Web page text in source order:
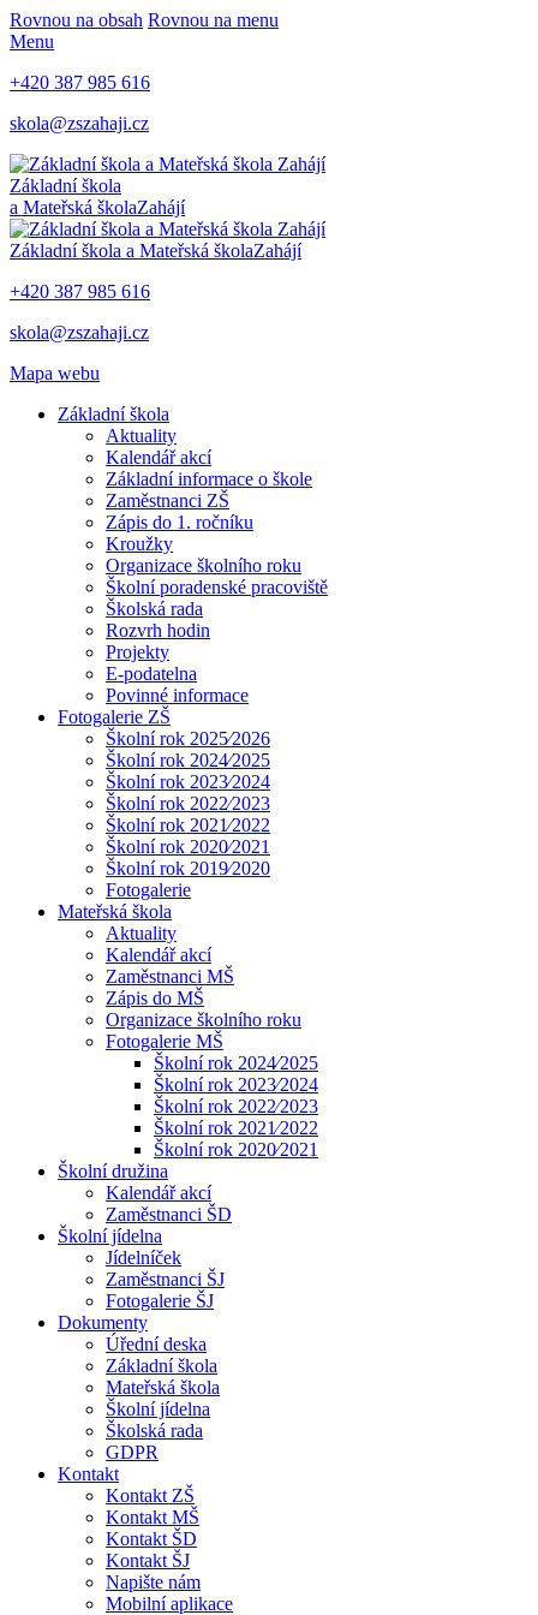
Rovnou na obsah Rovnou na menu
Menu
+420 387 985 616
skola@zszahaji.cz
Základní škola
a Mateřská školaZahájí
Základní škola a Mateřská školaZahájí
+420 387 985 616
skola@zszahaji.cz
Mapa webu
Základní škola
Aktuality
Kalendář akcí
Základní informace o škole
Zaměstnanci ZŠ
Zápis do 1. ročníku
Kroužky
Organizace školního roku
Školní poradenské pracoviště
Školská rada
Rozvrh hodin
Projekty
E-podatelna
Povinné informace
Fotogalerie ZŠ
Školní rok 2025⁄2026
Školní rok 2024⁄2025
Školní rok 2023⁄2024
Školní rok 2022⁄2023
Školní rok 2021⁄2022
Školní rok 2020⁄2021
Školní rok 2019⁄2020
Fotogalerie
Mateřská škola
Aktuality
Kalendář akcí
Zaměstnanci MŠ
Zápis do MŠ
Organizace školního roku
Fotogalerie MŠ
Školní rok 2024⁄2025
Školní rok 2023⁄2024
Školní rok 2022⁄2023
Školní rok 2021⁄2022
Školní rok 2020⁄2021
Školní družina
Kalendář akcí
Zaměstnanci ŠD
Školní jídelna
Jídelníček
Zaměstnanci ŠJ
Fotogalerie ŠJ
Dokumenty
Úřední deska
Základní škola
Mateřská škola
Školní jídelna
Školská rada
GDPR
Kontakt
Kontakt ZŠ
Kontakt MŠ
Kontakt ŠD
Kontakt ŠJ
Napište nám
Mobilní aplikace